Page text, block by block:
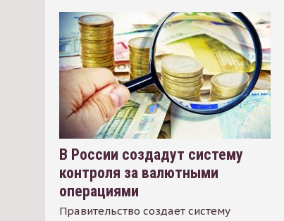
В России создадут систему
контроля за валютными
операциями
Правительство создает систему